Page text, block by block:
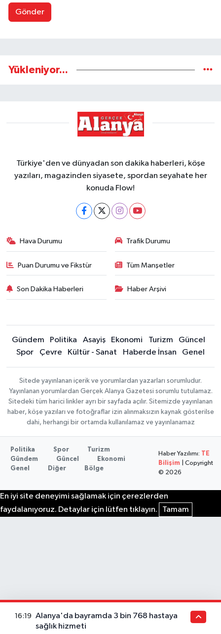
Gönder
Yükleniyor...
Türkiye'den ve dünyadan son dakika haberleri, köşe
yazıları, magazinden siyasete, spordan seyahate her
konuda Flow!
Hava Durumu Trafik Durumu
Puan Durumu ve Fikstür Tüm Manşetler
Son Dakika Haberleri Haber Arşivi
Gündem Politika Asayiş Ekonomi Turizm
Güncel
Spor
Çevre Kültür - Sanat Haberde İnsan Genel
Sitede yayınlanan içerik ve yorumlardan yazarları sorumludur.
Yayınlanan yorumlardan Gerçek Alanya Gazetesi sorumlu tutulamaz.
Sitedeki tüm harici linkler ayrı bir sayfada açılır. Sitemizde yayınlanan
haber, köşe yazıları ve fotoğraflar izin alınmaksızın kaynak gösterilse
dahi, herhangi bir ortamda kullanılamaz ve yayınlanamaz
Politika Spor
Turizm
Gündem
Güncel
Ekonomi
Genel
Diğer Bölge
Haber Yazılımı:
TE
Bilişim | Copyright
© 2026
En iyi site deneyimi sağlamak için çerezlerden
faydalanıyoruz. Detaylar için lütfen tıklayın.
Tamam
16:19
Alanya'da bayramda 3 bin 768 hastaya
sağlık hizmeti